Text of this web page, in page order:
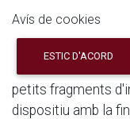
Avís de cookies
ESTIC D'ACORD
petits fragments
dispositiu amb la